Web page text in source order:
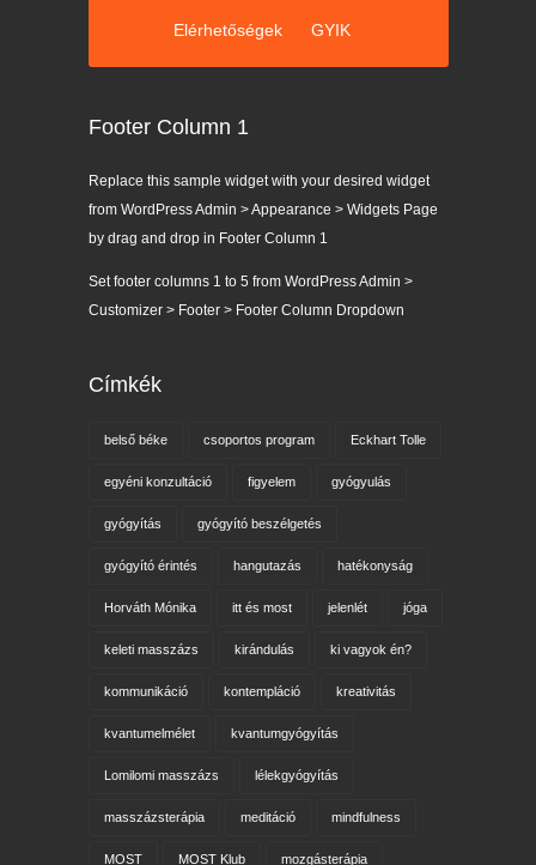
Elérhetőségek GYIK
Footer Column 1
Replace this sample widget with your desired widget
from WordPress Admin > Appearance > Widgets Page
by drag and drop in Footer Column 1
Set footer columns 1 to 5 from WordPress Admin >
Customizer > Footer > Footer Column Dropdown
Címkék
belső béke csoportos program Eckhart Tolle
egyéni konzultáció figyelem gyógyulás
gyógyítás gyógyító beszélgetés
gyógyító érintés hangutazás hatékonyság
Horváth Mónika itt és most jelenlét jóga
keleti masszázs kirándulás ki vagyok én?
kommunikáció kontempláció kreativitás
kvantumelmélet kvantumgyógyítás
Lomilomi masszázs lélekgyógyítás
masszázsterápia meditáció mindfulness
MOST MOST Klub mozgásterápia